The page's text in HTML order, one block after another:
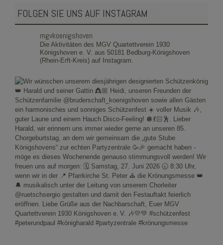
FOLGEN SIE UNS AUF INSTAGRAM
mgvkoenigshoven
Die Aktivitäten des MGV Quartettverein 1930
Königshoven e. V. aus 50181 Bedburg-Königshoven
(Rhein-Erft-Kreis) auf Instagram.